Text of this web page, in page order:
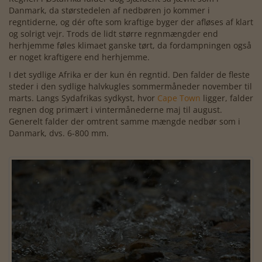
Danmark, da størstedelen af nedbøren jo kommer i
regntiderne, og dér ofte som kraftige byger der afløses af klart
og solrigt vejr. Trods de lidt større regnmængder end
herhjemme føles klimaet ganske tørt, da fordampningen også
er noget kraftigere end herhjemme.
I det sydlige Afrika er der kun én regntid. Den falder de fleste
steder i den sydlige halvkugles sommermåneder november til
marts. Langs Sydafrikas sydkyst, hvor Cape Town ligger, falder
regnen dog primært i vintermånederne maj til august.
Generelt falder der omtrent samme mængde nedbør som i
Danmark, dvs. 6-800 mm.